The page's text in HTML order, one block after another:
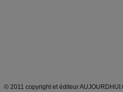
© 2011 copyright et éditeur